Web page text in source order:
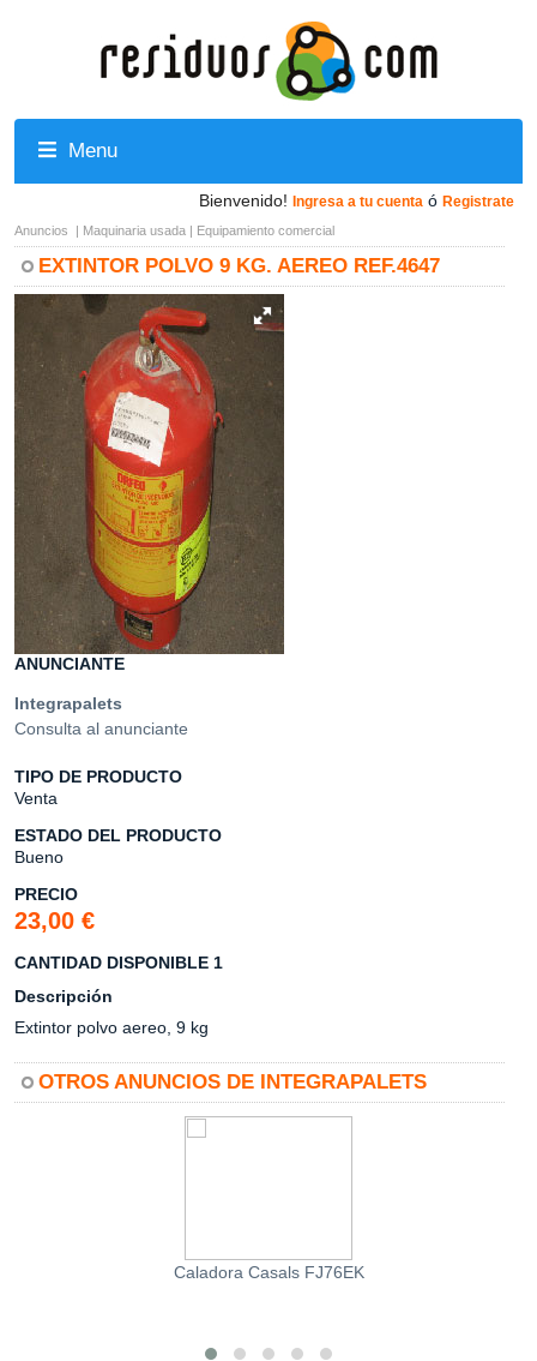
Menu
Bienvenido! Ingresa a tu cuenta ó Registrate
Anuncios | Maquinaria usada | Equipamiento comercial
EXTINTOR POLVO 9 KG. AEREO REF.4647
ANUNCIANTE
Integrapalets
Consulta al anunciante
TIPO DE PRODUCTO
Venta
ESTADO DEL PRODUCTO
Bueno
PRECIO
23,00 €
CANTIDAD DISPONIBLE 1
Descripción
Extintor polvo aereo, 9 kg
OTROS ANUNCIOS DE INTEGRAPALETS
Caladora Casals FJ76EK